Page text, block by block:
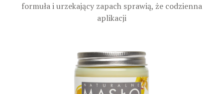
formuła i urzekający zapach sprawią, że codzienna
aplikacji